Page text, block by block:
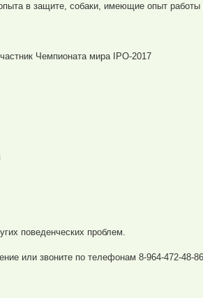
в защите, собаки, имеющие опыт работы
Чемпионата мира IPO-2017
поведенческих проблем.
или звоните по телефонам 8-964-472-48-